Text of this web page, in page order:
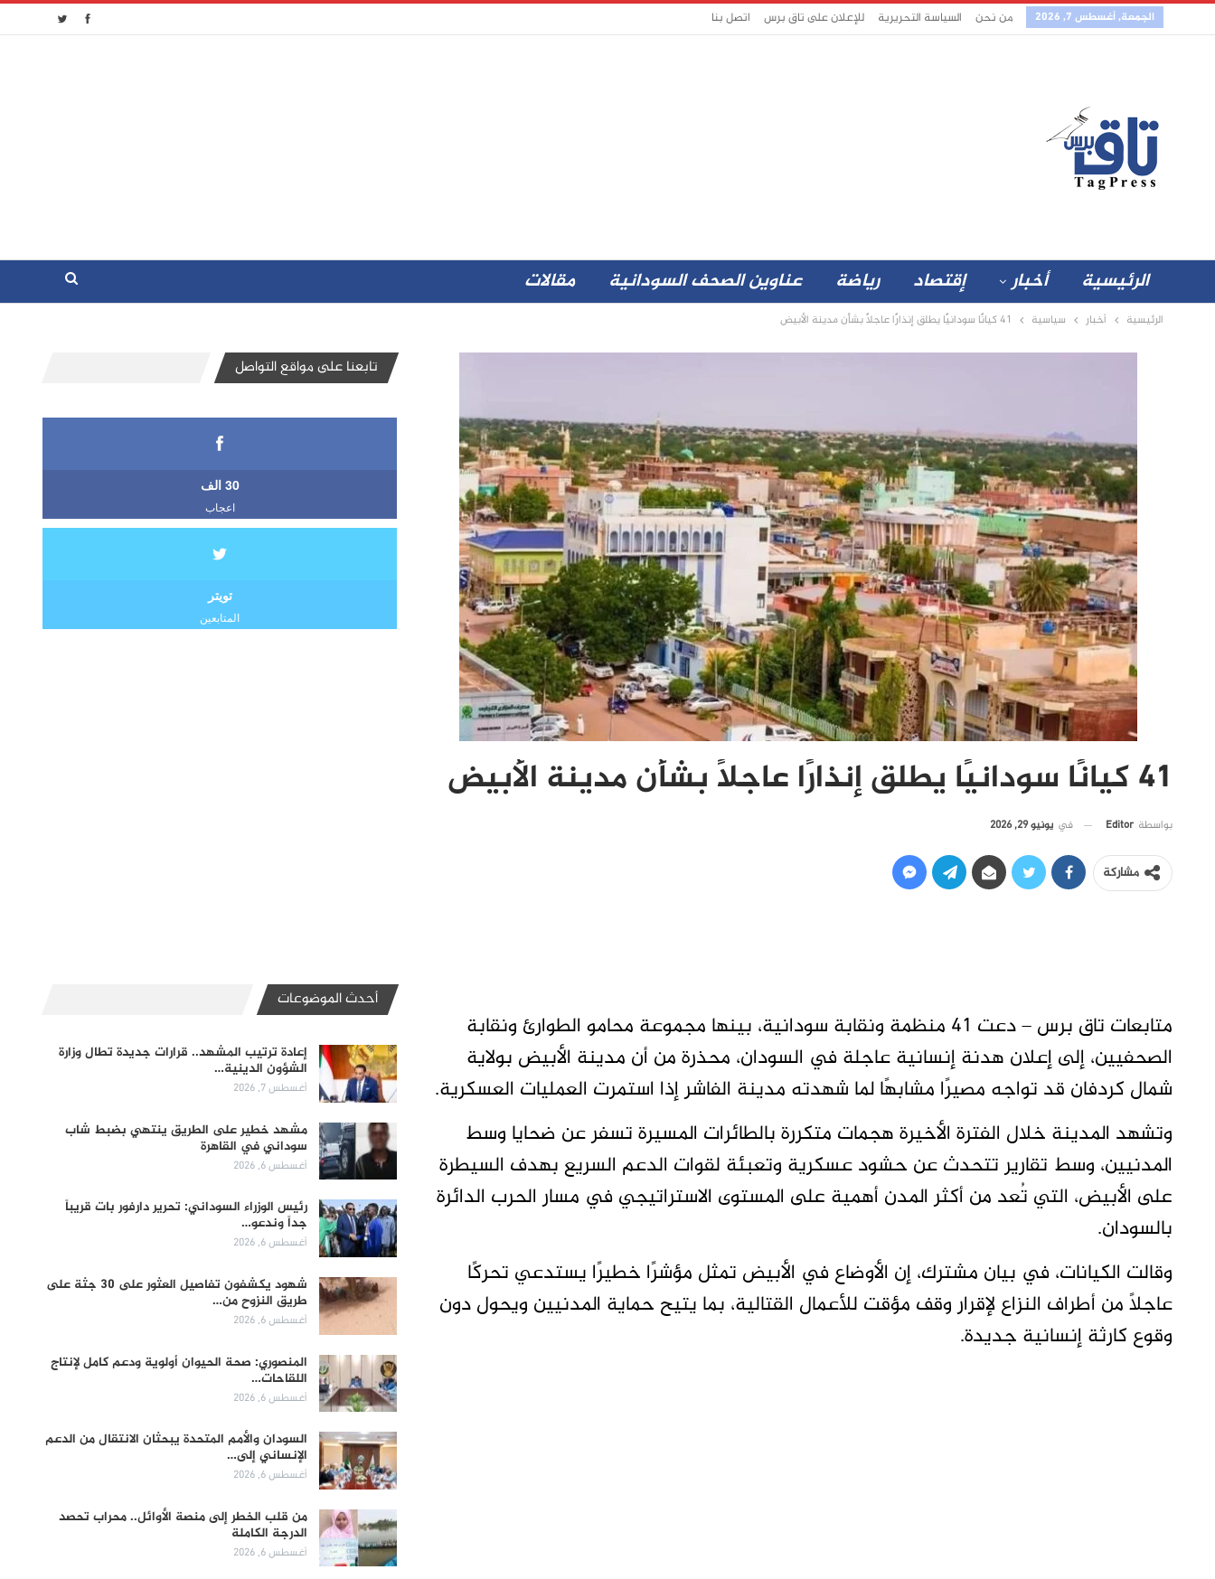
الجمعة, أغسطس 7, 2026 من نحن السياسة التحريرية للإعلان على تاق برس اتصل بنا
الرئيسية أخبار إقتصاد رياضة عناوين الصحف السودانية مقالات
الرئيسية أخبار سياسية 41 كيانًا سودانيًا يطلق إنذارًا عاجلًا بشأن مدينة الأبيض
41 كيانًا سودانيًا يطلق إنذارًا عاجلًا بشأن مدينة الأبيض
بواسطة Editor في يونيو 29, 2026
مشاركة
متابعات تاق برس – دعت 41 منظمة ونقابة سودانية، بينها مجموعة محامو الطوارئ ونقابة
الصحفيين، إلى إعلان هدنة إنسانية عاجلة في السودان، محذرة من أن مدينة الأبيض بولاية
شمال كردفان قد تواجه مصيرًا مشابهًا لما شهدته مدينة الفاشر إذا استمرت العمليات العسكرية.
وتشهد المدينة خلال الفترة الأخيرة هجمات متكررة بالطائرات المسيرة تسفر عن ضحايا وسط
المدنيين، وسط تقارير تتحدث عن حشود عسكرية وتعبئة لقوات الدعم السريع بهدف السيطرة
على الأبيض، التي تُعد من أكثر المدن أهمية على المستوى الاستراتيجي في مسار الحرب الدائرة
بالسودان.
وقالت الكيانات، في بيان مشترك، إن الأوضاع في الأبيض تمثل مؤشرًا خطيرًا يستدعي تحركًا
عاجلًا من أطراف النزاع لإقرار وقف مؤقت للأعمال القتالية، بما يتيح حماية المدنيين ويحول دون
وقوع كارثة إنسانية جديدة.
تابعنا على مواقع التواصل
30 الف
اعجاب
تويتر
المتابعين
أحدث الموضوعات
إعادة ترتيب المشهد.. قرارات جديدة تطال وزارة
الشؤون الدينية…
أغسطس 7, 2026
مشهد خطير على الطريق ينتهي بضبط شاب
سوداني في القاهرة
أغسطس 6, 2026
رئيس الوزراء السوداني: تحرير دارفور بات قريباً
جداً وندعو…
أغسطس 6, 2026
شهود يكشفون تفاصيل العثور على 30 جثة على
طريق النزوح من…
أغسطس 6, 2026
المنصوري: صحة الحيوان أولوية ودعم كامل لإنتاج
اللقاحات…
أغسطس 6, 2026
السودان والأمم المتحدة يبحثان الانتقال من الدعم
الإنساني إلى…
أغسطس 6, 2026
من قلب الخطر إلى منصة الأوائل.. محراب تحصد
الدرجة الكاملة
أغسطس 6, 2026